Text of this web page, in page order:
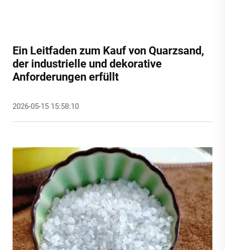
Ein Leitfaden zum Kauf von Quarzsand,
der industrielle und dekorative
Anforderungen erfüllt
2026-05-15 15:58:10